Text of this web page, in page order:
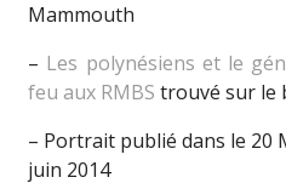
Mammouth
– Les polynésiens et le
feu aux RMBS trouvé sur le
– Portrait publié dans le 20
juin 2014